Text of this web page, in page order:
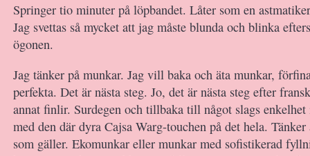
Springer tio minuter på löpbandet. Låter som en
Jag svettas så mycket att jag måste blunda och blinka
ögonen.
Jag tänker på munkar. Jag vill baka och äta munkar,
perfekta. Det är nästa steg. Jo, det är nästa steg efter
annat finlir. Surdegen och tillbaka till något slags enkelhet
med den där dyra Cajsa Warg-touchen på det hela.
som gäller. Ekomunkar eller munkar med sofistikerad